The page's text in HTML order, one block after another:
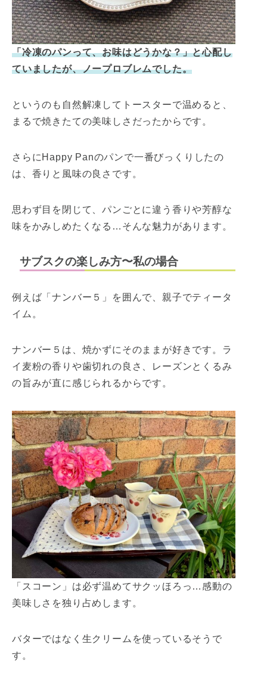
「冷凍のパンって、お味はどうかな？」と心配し
ていましたが、ノープロブレムでした。
というのも自然解凍してトースターで温めると、
まるで焼きたての美味しさだったからです。
さらにHappy Panのパンで一番びっくりしたの
は、香りと風味の良さです。
思わず目を閉じて、パンごとに違う香りや芳醇な
味をかみしめたくなる…そんな魅力があります。
サブスクの楽しみ方〜私の場合
例えば「ナンバー５」を囲んで、親子でティータ
イム。
ナンバー５は、焼かずにそのままが好きです。ラ
イ麦粉の香りや歯切れの良さ、レーズンとくるみ
の旨みが直に感じられるからです。
「スコーン」は必ず温めてサクッほろっ…感動の
美味しさを独り占めします。
バターではなく生クリームを使っているそうで
す。